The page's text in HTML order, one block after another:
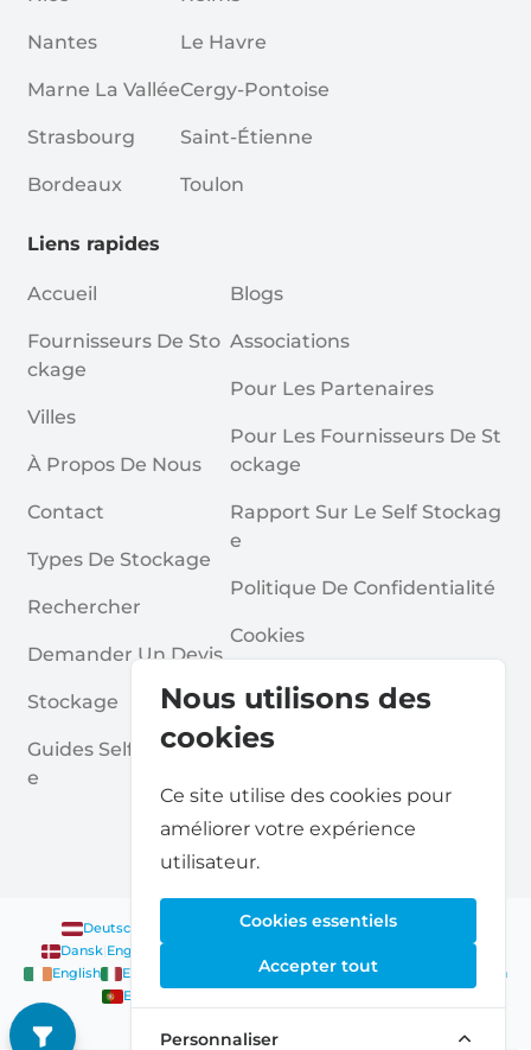
Nous utilisons des
cookies
Ce site utilise des cookies pour
améliorer votre expérience
utilisateur.
Cookies essentiels
Accepter tout
Personnaliser
Nantes
Marne La Vallée
Strasbourg
Bordeaux
Le Havre
Cergy-Pontoise
Saint-Étienne
Toulon
Liens rapides
Accueil
Fournisseurs De Sto
Ckage
Villes
À Propos De Nous
Contact
Types De Stockage
Rechercher
Demander Un Devis
Stockage
Guides Self Stockag
E
Blogs
Associations
Pour Les Partenaires
Pour Les Fournisseurs De St
Ockage
Rapport Sur Le Self Stockag
E
Politique De Confidentialité
Cookies
Conditions Générales
Questions Fréquentes
Deutsch Nederlands|Français|English
Dansk English
English
English
English Nederlands|English Norsk
English
English